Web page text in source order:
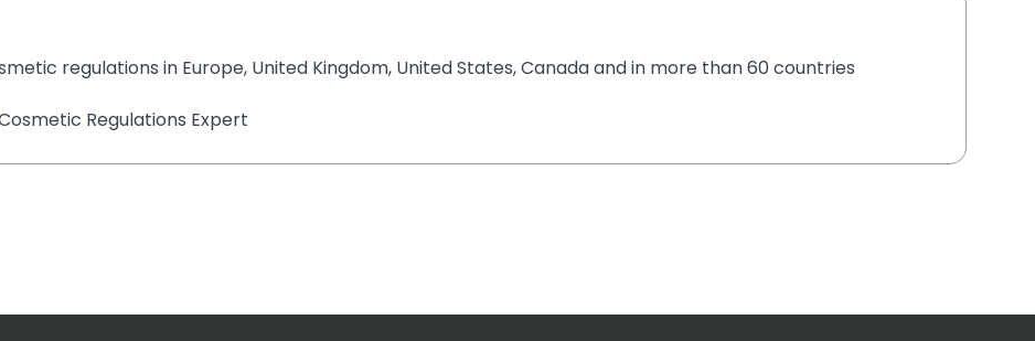
regulations in Europe, United Kingdom, United States, Canada and in more than 60 countries
Regulations Expert